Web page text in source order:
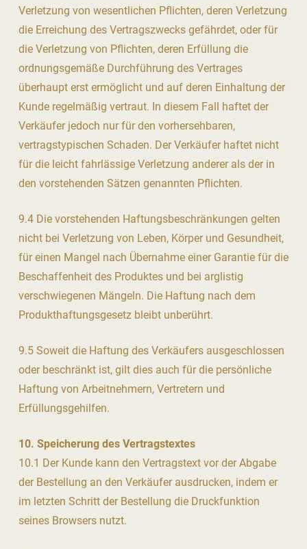
Verletzung von wesentlichen Pflichten, deren Verletzung
die Erreichung des Vertragszwecks gefährdet, oder für
die Verletzung von Pflichten, deren Erfüllung die
ordnungsgemäße Durchführung des Vertrages
überhaupt erst ermöglicht und auf deren Einhaltung der
Kunde regelmäßig vertraut. In diesem Fall haftet der
Verkäufer jedoch nur für den vorhersehbaren,
vertragstypischen Schaden. Der Verkäufer haftet nicht
für die leicht fahrlässige Verletzung anderer als der in
den vorstehenden Sätzen genannten Pflichten.
9.4 Die vorstehenden Haftungsbeschränkungen gelten
nicht bei Verletzung von Leben, Körper und Gesundheit,
für einen Mangel nach Übernahme einer Garantie für die
Beschaffenheit des Produktes und bei arglistig
verschwiegenen Mängeln. Die Haftung nach dem
Produkthaftungsgesetz bleibt unberührt.
9.5 Soweit die Haftung des Verkäufers ausgeschlossen
oder beschränkt ist, gilt dies auch für die persönliche
Haftung von Arbeitnehmern, Vertretern und
Erfüllungsgehilfen.
10. Speicherung des Vertragstextes
10.1 Der Kunde kann den Vertragstext vor der Abgabe
der Bestellung an den Verkäufer ausdrucken, indem er
im letzten Schritt der Bestellung die Druckfunktion
seines Browsers nutzt.